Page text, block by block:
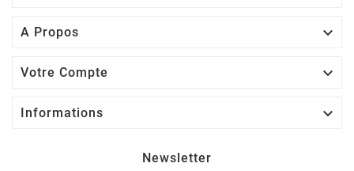
A Propos 
Votre Compte 
Informations 
Newsletter